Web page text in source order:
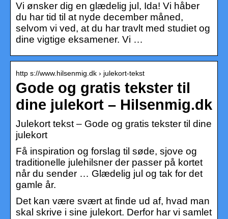
Vi ønsker dig en glædelig jul, Ida! Vi håber
du har tid til at nyde december måned,
selvom vi ved, at du har travlt med studiet og
dine vigtige eksamener. Vi …
http s://www.hilsenmig.dk › julekort-tekst
Gode og gratis tekster til
dine julekort – Hilsenmig.dk
Julekort tekst – Gode og gratis tekster til dine
julekort
Få inspiration og forslag til søde, sjove og
traditionelle julehilsner der passer på kortet
når du sender … Glædelig jul og tak for det
gamle år.
Det kan være svært at finde ud af, hvad man
skal skrive i sine julekort. Derfor har vi samlet